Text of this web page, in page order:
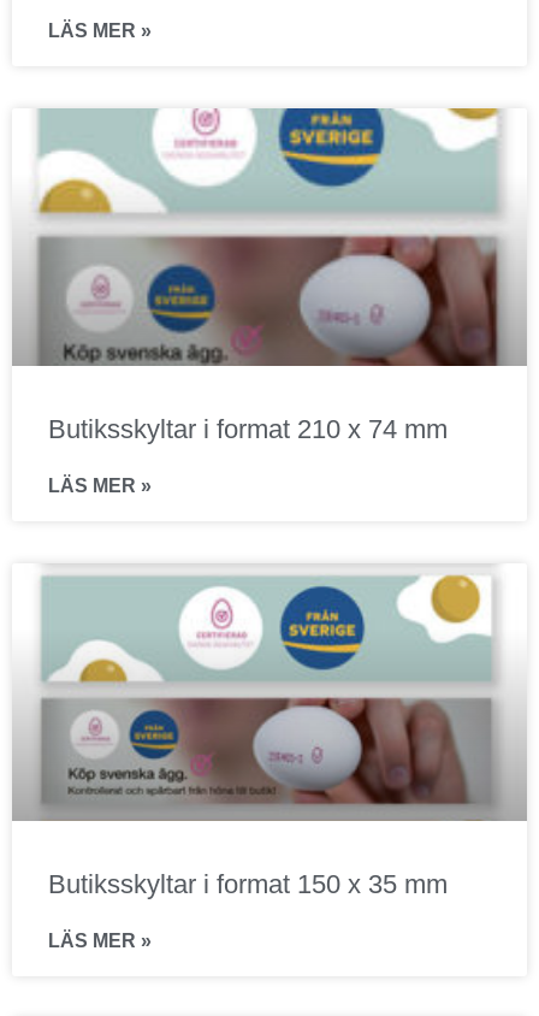
LÄS MER »
Butiksskyltar i format 210 x 74 mm
LÄS MER »
Butiksskyltar i format 150 x 35 mm
LÄS MER »